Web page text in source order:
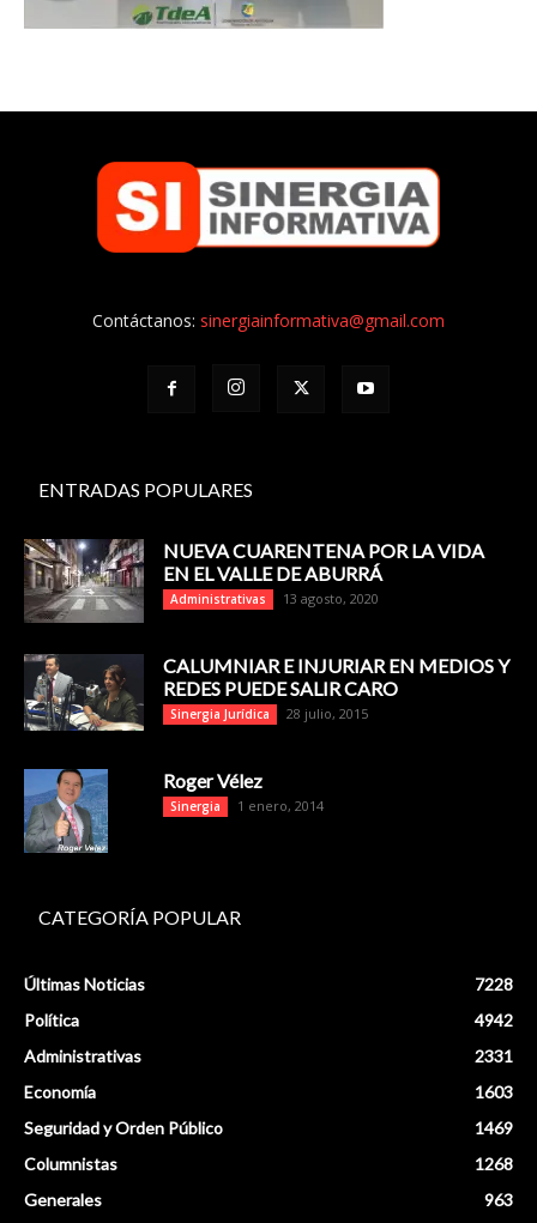
Contáctanos: sinergiainformativa@gmail.com
ENTRADAS POPULARES
NUEVA CUARENTENA POR LA VIDA
EN EL VALLE DE ABURRÁ
Administrativas 13 agosto, 2020
CALUMNIAR E INJURIAR EN MEDIOS Y
REDES PUEDE SALIR CARO
Sinergia Jurídica 28 julio, 2015
Roger Vélez
Sinergia 1 enero, 2014
CATEGORÍA POPULAR
Últimas Noticias
7228
Política
4942
Administrativas
2331
Economía
1603
Seguridad y Orden Público
1469
Columnistas
1268
Generales
963